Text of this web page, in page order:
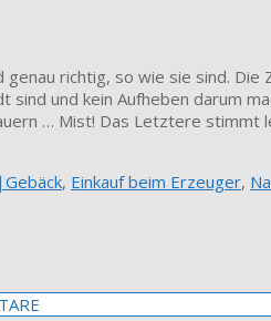
richtig, so wie sie sind.
sind und kein Aufheben darum
… Mist! Das Letztere stimmt
, Einkauf beim Erzeuger,